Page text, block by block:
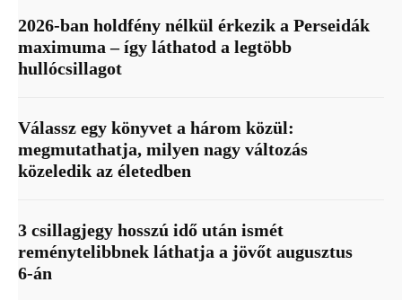
2026-ban holdfény nélkül érkezik a Perseidák
maximuma – így láthatod a legtöbb
hullócsillagot
Válassz egy könyvet a három közül:
megmutathatja, milyen nagy változás
közeledik az életedben
3 csillagjegy hosszú idő után ismét
reménytelibbnek láthatja a jövőt augusztus
6-án